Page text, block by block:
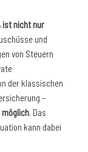
ist nicht nur
und
von Steuern
der klassischen
–
. Das
kann dabei